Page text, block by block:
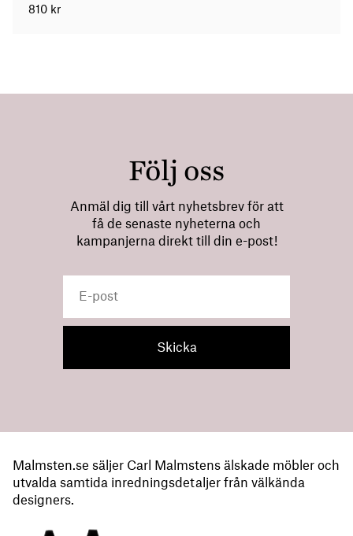
810 kr
Följ oss
Anmäl dig till vårt nyhetsbrev för att
få de senaste nyheterna och
kampanjerna direkt till din e-post!
Malmsten.se säljer Carl Malmstens älskade möbler och
utvalda samtida inredningsdetaljer från välkända
designers.